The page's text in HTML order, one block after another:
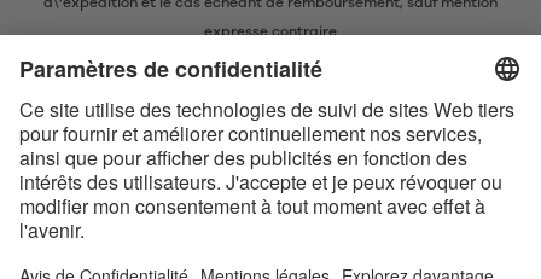
expresse contraire
* La marque nominative et les logos Bluetooth® sont des marques
utilisation de ces marques par Satisfyer GmbH est soumise à une licence.
Apple, le logo Apple et Apple Watch sont des marques commerciales
d’Apple Inc. Google Play et le logo Google Play sont des marques
commerciales de Google LLC.